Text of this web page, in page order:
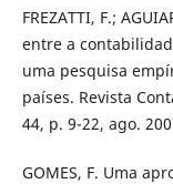
FREZATTI, F.;
entre a
uma pesquisa
países. Revista
44, p. 9-22, ago.
GOMES, F. Uma